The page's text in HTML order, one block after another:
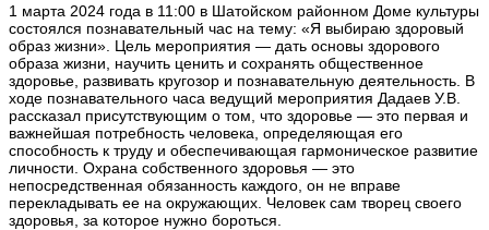
1 марта 2024 года в 11:00 в Шатойском районном Доме культуры
состоялся познавательный час на тему: «Я выбираю здоровый
образ жизни». Цель мероприятия — дать основы здорового
образа жизни, научить ценить и сохранять общественное
здоровье, развивать кругозор и познавательную деятельность. В
ходе познавательного часа ведущий мероприятия Дадаев У.В.
рассказал присутствующим о том, что здоровье — это первая и
важнейшая потребность человека, определяющая его
способность к труду и обеспечивающая гармоническое развитие
личности. Охрана собственного здоровья — это
непосредственная обязанность каждого, он не вправе
перекладывать ее на окружающих. Человек сам творец своего
здоровья, за которое нужно бороться.